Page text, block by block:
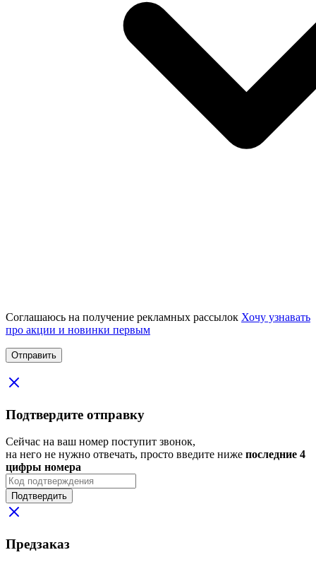
Соглашаюсь на получение рекламных рассылок Хочу узнавать
про акции и новинки первым
Подтвердите отправку
Сейчас на ваш номер поступит звонок,
на него не нужно отвечать, просто введите ниже последние 4
цифры номера
Подтвердить
Предзаказ